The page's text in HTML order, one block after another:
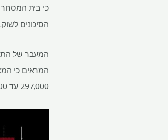
הסיכונים לשוק.
297,000 עד 446,000 טון. זה נופל בחדות מתחילת השבוע שעבר, כאשר העמדה עלתה על 862,000 טון.